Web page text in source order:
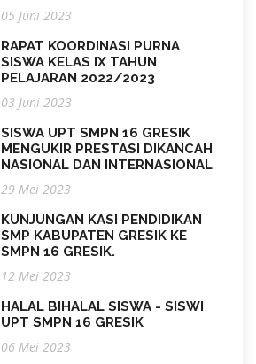
05 Juni 2023
RAPAT KOORDINASI PURNA
SISWA KELAS IX TAHUN
PELAJARAN 2022/2023
03 Juni 2023
SISWA UPT SMPN 16 GRESIK
MENGUKIR PRESTASI DIKANCAH
NASIONAL DAN INTERNASIONAL
29 Mei 2023
KUNJUNGAN KASI PENDIDIKAN
SMP KABUPATEN GRESIK KE
SMPN 16 GRESIK.
12 Mei 2023
HALAL BIHALAL SISWA - SISWI
UPT SMPN 16 GRESIK
06 Mei 2023